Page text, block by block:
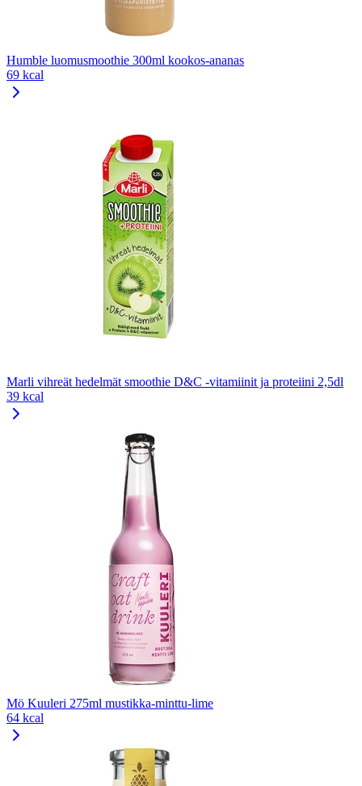
Humble luomusmoothie 300ml kookos-ananas
69 kcal
Marli vihreät hedelmät smoothie D&C -vitamiinit ja proteiini 2,5dl
39 kcal
Mö Kuuleri 275ml mustikka-minttu-lime
64 kcal